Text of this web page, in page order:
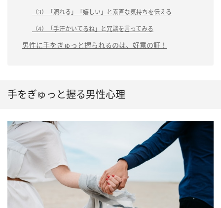
（3）「照れる」「嬉しい」と素直な気持ちを伝える
（4）「手汗かいてるね」と冗談を言ってみる
男性に手をぎゅっと握られるのは、好意の証！
手をぎゅっと握る男性心理